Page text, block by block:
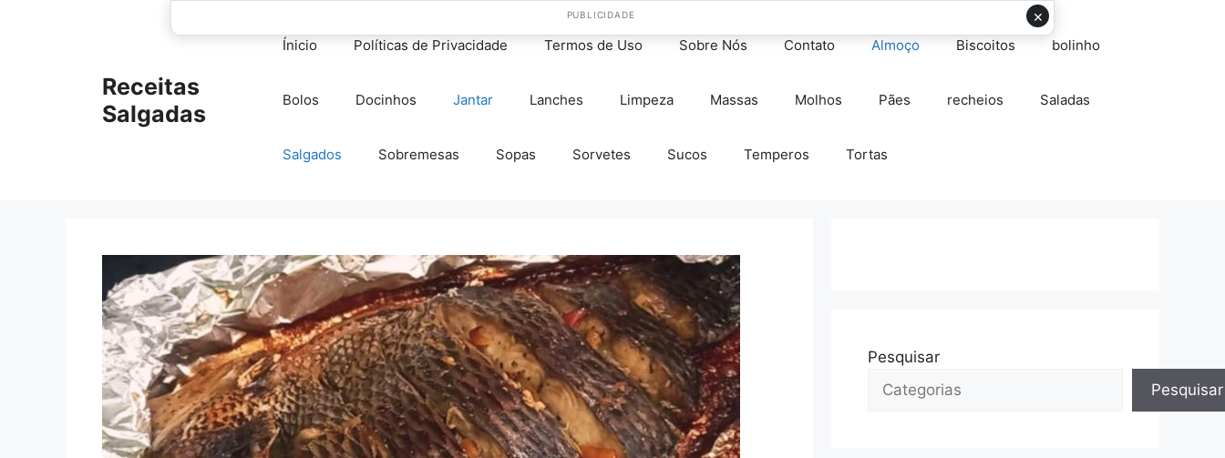
Receitas
Salgadas
Ínicio Políticas de Privacidade Termos de Uso Sobre Nós Contato Almoço Biscoitos bolinho
Bolos Docinhos Jantar Lanches Limpeza Massas Molhos Pães recheios Saladas
Salgados Sobremesas Sopas Sorvetes Sucos Temperos Tortas
Pesquisar
Pesquisar
×
PUBLICIDADE